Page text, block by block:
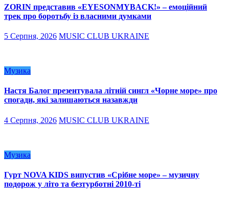
ZORIN представив «EYESONMYBACK!» – емоційний
трек про боротьбу із власними думками
5 Серпня, 2026 MUSIC CLUB UKRAINE
Музика
Настя Балог презентувала літній сингл «Чорне море» про
спогади, які залишаються назавжди
4 Серпня, 2026 MUSIC CLUB UKRAINE
Музика
Гурт NOVA KIDS випустив «Срібне море» – музичну
подорож у літо та безтурботні 2010-ті